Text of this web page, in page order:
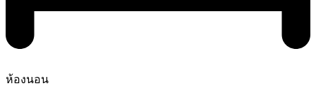
ห้องนอน